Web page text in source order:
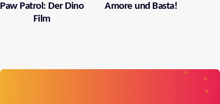
Paw Patrol: Der Dino
Film
Amore und Basta!